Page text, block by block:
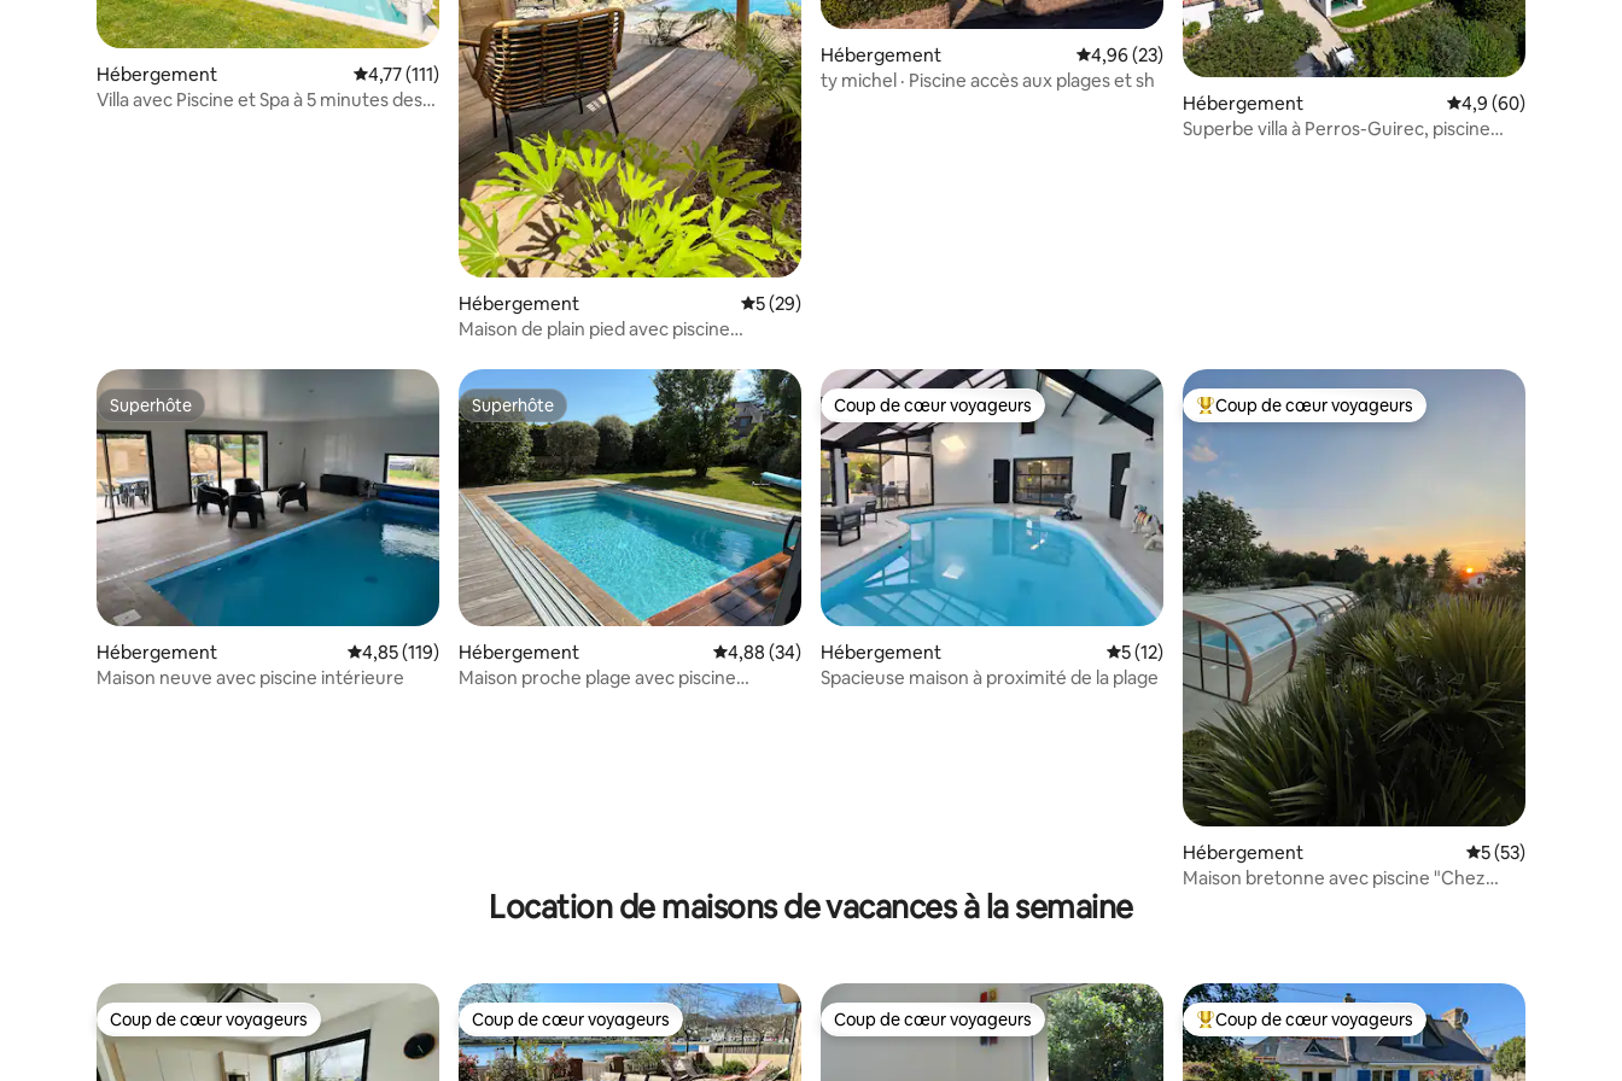
Hébergement Évaluation moyenne sur la base de 111 commentaires : 4,77 sur 5
4,77 (111)
Villa avec Piscine et Spa à 5 minutes des
Hébergement Évaluation moyenne sur la base de 29 commentaires : 5 sur 5
5 (29)
Maison de plain pied avec piscine
Hébergement Évaluation moyenne sur la base de 23 commentaires : 4,96 sur 5
4,96 (23)
ty michel · Piscine accès aux plages et sh
Hébergement Évaluation moyenne
4,9 (60)
Superbe villa à Perros-Guirec, piscine
Superhôte
Superhôte
Hébergement Évaluation moyenne sur la base de 119 commentaires : 4,85 sur 5
4,85 (119)
Maison neuve avec piscine intérieure
Superhôte
Superhôte
Hébergement Évaluation moyenne sur la base de 34 commentaires : 4,88 sur 5
4,88 (34)
Maison proche plage avec piscine
Coup de cœur voyageurs
Coup de cœur voyageurs
Hébergement Évaluation moyenne sur la base de 12 commentaires : 5 sur 5
5 (12)
Spacieuse maison à proximité de la plage
Coups de cœur voyageurs les plus appréciés
Coup de cœur voyageurs
Hébergement Évaluation
5 (53)
Maison bretonne avec piscine "Chez
Location de maisons de vacances à la semaine
Coup de cœur voyageurs
Coup de cœur voyageurs Coup de cœur voyageurs
Coup de cœur voyageurs Coup de cœur voyageurs
Coup de cœur voyageurs Coups de cœur voyageurs les plus appréciés
Coup de cœur voyageurs